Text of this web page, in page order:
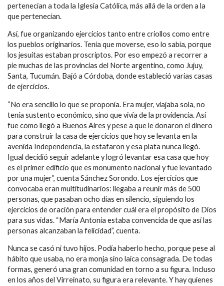
pertenecían a toda la Iglesia Católica, más allá de la orden a la
que pertenecían.
Así, fue organizando ejercicios tanto entre criollos como entre
los pueblos originarios. Tenía que moverse, eso lo sabía, porque
los jesuitas estaban proscriptos. Por eso empezó a recorrer a
pie muchas de las provincias del Norte argentino, como Jujuy,
Santa, Tucumán. Bajó a Córdoba, donde estableció varias casas
de ejercicios.
“No era sencillo lo que se proponía. Era mujer, viajaba sola, no
tenía sustento económico, sino que vivía de la providencia. Así
fue como llegó a Buenos Aires y pese a que le donaron el dinero
para construir la casa de ejercicios que hoy se levanta en la
avenida Independencia, la estafaron y esa plata nunca llegó.
Igual decidió seguir adelante y logró levantar esa casa que hoy
es el primer edificio que es monumento nacional y fue levantado
por una mujer”, cuenta Sánchez Sorondo. Los ejercicios que
convocaba eran multitudinarios: llegaba a reunir más de 500
personas, que pasaban ocho días en silencio, siguiendo los
ejercicios de oración para entender cuál era el propósito de Dios
para sus vidas. “María Antonia estaba convencida de que así las
personas alcanzaban la felicidad”, cuenta.
Nunca se casó ni tuvo hijos. Podía haberlo hecho, porque pese al
hábito que usaba, no era monja sino laica consagrada. De todas
formas, generó una gran comunidad en torno a su figura. Incluso
en los años del Virreinato, su figura era relevante. Y hay quienes